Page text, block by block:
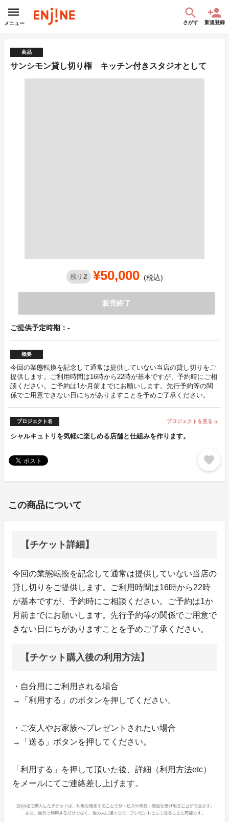
メニュー さがす 新規登録
商品
サンシモン貸し切り権 キッチン付きスタジオとして
残り 2 ¥50,000 (税込)
販売終了
ご提供予定時期：-
概要
今回の業態転換を記念して通常は提供していない当店の貸し切りをご
提供します。ご利用時間は16時から22時が基本ですが、予約時にご相
談ください。ご予約は1か月前までにお願いします。先行予約等の関
係でご用意できない日にちがありますことを予めご了承ください。
プロジェクト名 プロジェクトを見る arrow_forward
シャルキュトリを気軽に楽しめる店舗と仕組みを作ります。
favorite
この商品について
【チケット詳細】
今回の業態転換を記念して通常は提供していない当店の
貸し切りをご提供します。ご利用時間は16時から22時
が基本ですが、予約時にご相談ください。ご予約は1か
月前までにお願いします。先行予約等の関係でご用意で
きない日にちがありますことを予めご了承ください。
【チケット購入後の利用方法】
・自分用にご利用される場合
→「利用する」のボタンを押してください。
・ご友人やお家族へプレゼントされたい場合
→「送る」ボタンを押してください。
「利用する」を押して頂いた後、詳細（利用方法etc）
をメールにてご連絡差し上げます。